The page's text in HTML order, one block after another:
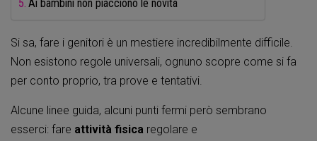
Ai bambini non piacciono le novità
Si sa, fare i genitori è un mestiere incredibilmente difficile.
Non esistono regole universali, ognuno scopre come si fa
per conto proprio, tra prove e tentativi.
Alcune linee guida, alcuni punti fermi però sembrano
esserci: fare attività fisica regolare e